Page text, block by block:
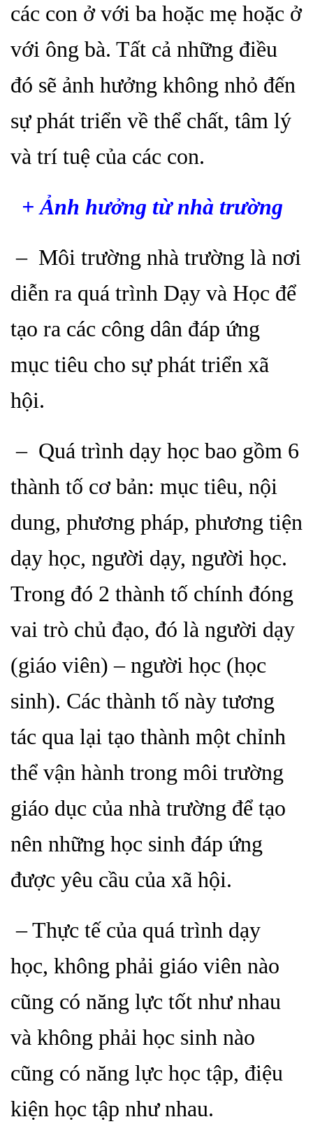
các con ở với ba hoặc mẹ hoặc ở
với ông bà. Tất cả những điều
đó sẽ ảnh hưởng không nhỏ đến
sự phát triển về thể chất, tâm lý
và trí tuệ của các con.
+ Ảnh hưởng từ nhà trường
– Môi trường nhà trường là nơi
diễn ra quá trình Dạy và Học để
tạo ra các công dân đáp ứng
mục tiêu cho sự phát triển xã
hội.
– Quá trình dạy học bao gồm 6
thành tố cơ bản: mục tiêu, nội
dung, phương pháp, phương tiện
dạy học, người dạy, người học.
Trong đó 2 thành tố chính đóng
vai trò chủ đạo, đó là người dạy
(giáo viên) – người học (học
sinh). Các thành tố này tương
tác qua lại tạo thành một chỉnh
thể vận hành trong môi trường
giáo dục của nhà trường để tạo
nên những học sinh đáp ứng
được yêu cầu của xã hội.
– Thực tế của quá trình dạy
học, không phải giáo viên nào
cũng có năng lực tốt như nhau
và không phải học sinh nào
cũng có năng lực học tập, điệu
kiện học tập như nhau.